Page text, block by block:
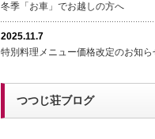
冬季「お車」でお越しの方へ
2025.11.7
特別料理メニュー価格改定のお知ら
つつじ荘ブログ